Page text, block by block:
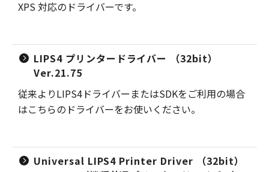
XPS 対応のドライバーです。
LIPS4 プリンタードライバー （32bit）
Ver.21.75
従来よりLIPS4ドライバーまたはSDKをご利用の場合
はこちらのドライバーをお使いください。
Universal LIPS4 Printer Driver （32bit）